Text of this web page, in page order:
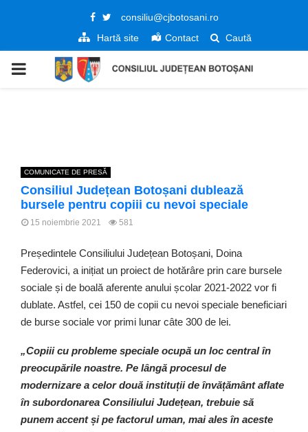
Facebook
Twitter
consiliu@cjbotosani.ro
Hartă site
Contact Caută
PRIMARY
COMUNICATE DE PRESĂ
Consiliul Județean Botoșani dublează
bursele pentru copiii cu nevoi speciale
15 noiembrie 2021 581
Președintele Consiliului Județean Botoșani, Doina
Federovici, a inițiat un proiect de hotărâre prin care bursele
sociale și de boală aferente anului școlar 2021-2022 vor fi
dublate. Astfel, cei 150 de copii cu nevoi speciale beneficiari
de burse sociale vor primi lunar câte 300 de lei.
„Copiii cu probleme speciale ocupă un loc central în
preocupările noastre. Pe lângă procesul de
modernizare a celor două instituții de învățământ aflate
în subordonarea Consiliului Județean, trebuie să
punem accent și pe factorul uman, mai ales în aceste